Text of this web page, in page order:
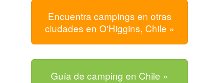
Encuentra campings en otras
ciudades en O'Higgins, Chile »
Guía de camping en Chile »